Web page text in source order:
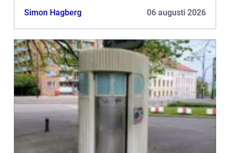
Simon Hagberg 06 augusti 2026